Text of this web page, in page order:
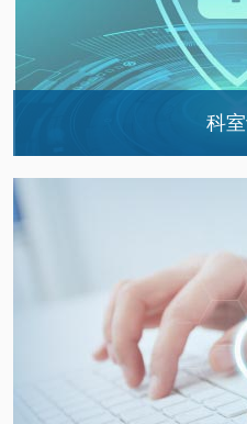
科
竞技展风采，教学砺精兵
"大首医"优质科研资源共
【首都除夕 护卫健康】实
捷报再传｜第十届全国大